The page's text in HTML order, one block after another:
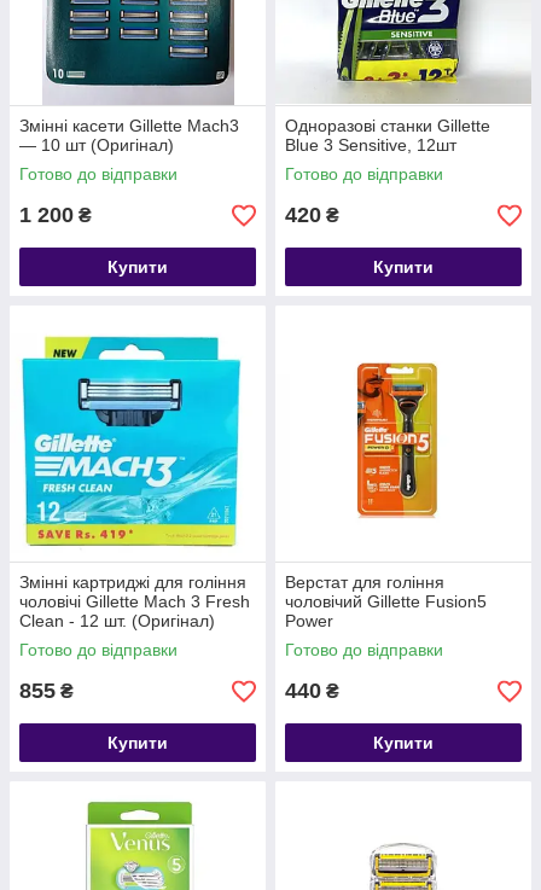
Змінні касети Gillette Mach3
— 10 шт (Оригінал)
Готово до відправки
1 200 ₴
Купити
Одноразові станки Gillette
Blue 3 Sensitive, 12шт
Готово до відправки
420 ₴
Купити
Змінні картриджі для гоління
чоловічі Gillette Mach 3 Fresh
Clean - 12 шт. (Оригінал)
Готово до відправки
855 ₴
Купити
Верстат для гоління
чоловічий Gillette Fusion5
Power
Готово до відправки
440 ₴
Купити